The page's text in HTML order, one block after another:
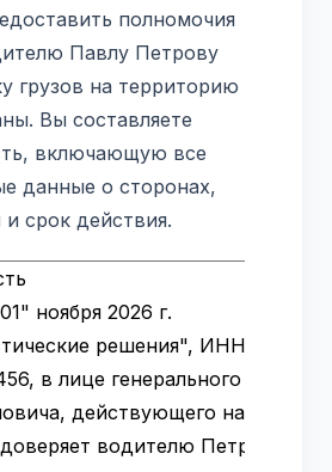
полномочия
Павлу Петрову
грузов на территорию
Вы составляете
включающую все
данные о сторонах,
срок действия.